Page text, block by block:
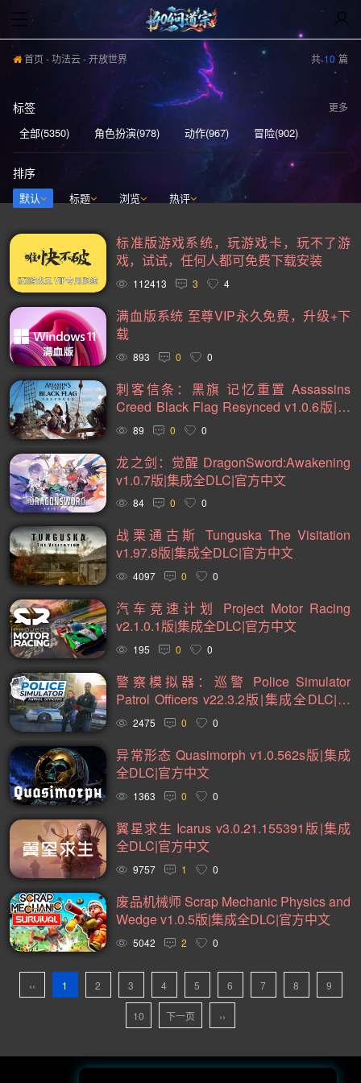
首页-功法云- 开放世界 共 10 篇
标签
全部(5350) 角色扮演(978) 动作(967)
冒险(902)
动作冒险(839)
独立(613) 单人(571)
模拟(567)
策略(555)
开放世界(531) 休闲(528)
奇幻(373)
射击(362) 3D(351)
合作(350)
沙盒(341)
女性主角(332) 解谜(330)
恐怖(306)
科幻(297) 模拟经营(282)
日系游戏(278)
暴力(278)
氛围(277)
2D(242)
可爱(234) 轻度 Rogue(224)
即时战略(215)
管理(198) 砍杀(196)
太空(194)
血腥(184)
解谜冒险(177) 街机(176)
驾驶(169)
回合制战斗(168)
选择取向(161)
冒险(158)
视觉小说(156)
类魂系列(155)
横向滚屏(155)
卡通风格(155)
回合制(152)
欢乐(151) 第三人称(147)
益智休闲(137)
体育运动(130)
枪战射击(126)
赛车竞速(124)
类 Rogue(114)
时空旅行(114)
悬疑(113)
第三人称视角(110)
拟真(107)
二维(105)
第一人称视角(105)
困难(105)
像素图形(104)
指向点击(104)
黑暗(98)
卡通(95)
动作类 Rogue(93)
魂系列(93) 策略(90)
动作角色扮演(88)
类银河战士恶魔城(81)
心理恐怖(78)
放松(78) 后末日(76)
第一人称射击(74)
经典(73)
战术(73) 塔防(72)
黑暗奇幻(66)
军事(65) 第三人称射击(65)
阖家(61)
手绘(59)
生存恐怖(59) 策略战棋(59)
城市营造(56)
多结局(56) 在线合作(54)
经济(53)
竞速(52)
日系角色扮演(52)
互动小说(51)
外星人(50) 喜剧(50)
迷宫探索(49)
回合战略(49) 资源管理(49)
魔法(48)
更多
排序
默认 标题 浏览 热评
标准版游戏系统，玩游戏卡，玩不了游
戏，试试，任何人都可免费下载安装
112413 3 4
满血版系统 至尊VIP永久免费，升级+下
载
893 0 0
刺客信条：黑旗 记忆重置 Assassins
Creed Black Flag Resynced v1.0.6版|集
成全DLC|绕D加密|官方中文，虚拟机版
不喜勿下
89 0 0
龙之剑：觉醒 DragonSword:Awakening
v1.0.7版|集成全DLC|官方中文
84 0 0
战栗通古斯 Tunguska The Visitation
v1.97.8版|集成全DLC|官方中文
4097 0 0
汽车竞速计划 Project Motor Racing
v2.1.0.1版|集成全DLC|官方中文
195 0 0
警察模拟器：巡警 Police Simulator
Patrol Officers v22.3.2版|集成全DLC|官
方中文
2475 0 0
异常形态 Quasimorph v1.0.562s版|集成
全DLC|官方中文
1363 0 0
翼星求生 Icarus v3.0.21.155391版|集成
全DLC|官方中文
9757 1 0
废品机械师 Scrap Mechanic Physics and
Wedge v1.0.5版|集成全DLC|官方中文
5042 2 0
‹‹ 1 2 3 4 5 6 7 8 9
10 下一页 ››